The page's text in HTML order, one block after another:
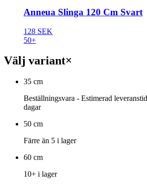
Anneua Slinga 120 Cm Svart
128 SEK
50+
Välj variant×
35 cm
Beställningsvara - Estimerad
dagar
50 cm
Färre än 5 i lager
60 cm
10+ i lager